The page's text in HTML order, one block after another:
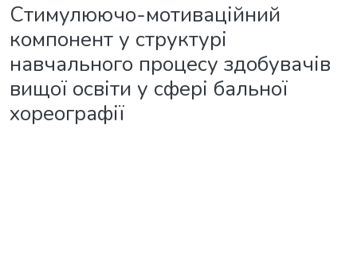
Стимулюючо-мотиваційний
компонент у структурі
навчального процесу здобувачів
вищої освіти у сфері бальної
хореографії